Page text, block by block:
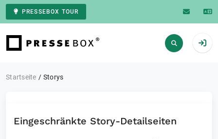
PRESSEBOX TOUR
Zur Startseite
Startseite Storys
Eingeschränkte Story-Detailseiten